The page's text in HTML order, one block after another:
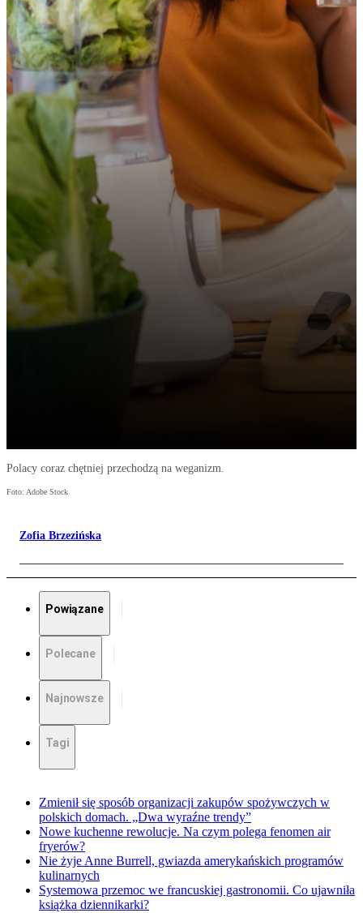
Polacy coraz chętniej przechodzą na weganizm.
Foto: Adobe Stock
Zofia Brzezińska
Powiązane
Polecane
Najnowsze
Tagi
Zmienił się sposób organizacji zakupów spożywczych w
polskich domach. „Dwa wyraźne trendy”
Nowe kuchenne rewolucje. Na czym polega fenomen air
fryerów?
Nie żyje Anne Burrell, gwiazda amerykańskich programów
kulinarnych
Systemowa przemoc we francuskiej gastronomii. Co ujawniła
książka dziennikarki?